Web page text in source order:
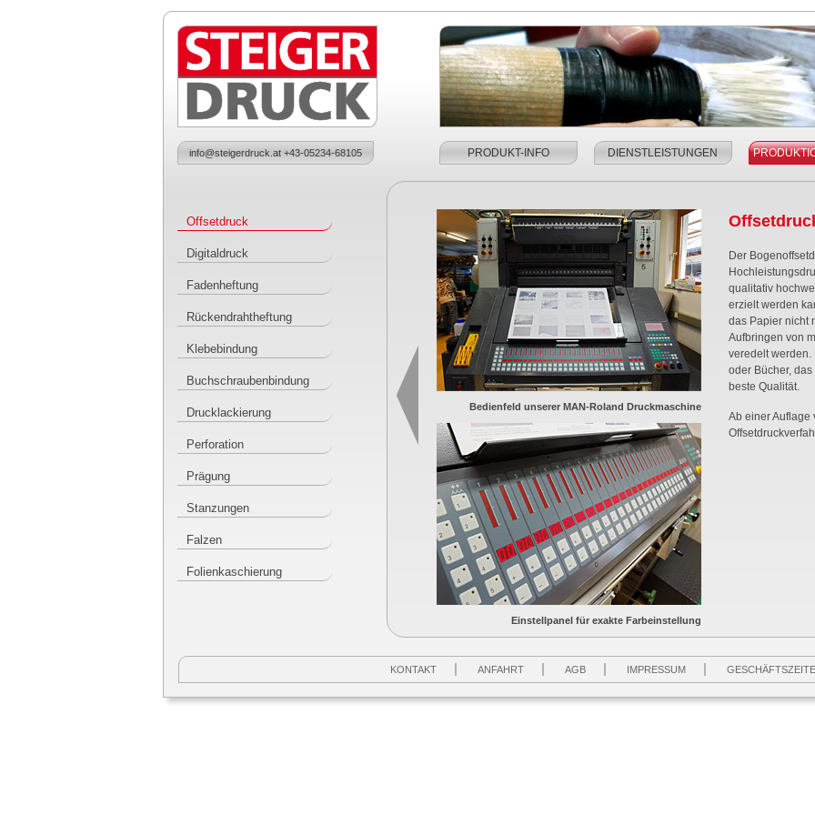
Main menu
info@steigerdruck.at +43-05234-68105 PRODUKT-INFO DIENSTLEISTUNGEN
Offsetdruck
Digitaldruck
Fadenheftung
Rückendrahtheftung
Klebebindung
Buchschraubenbindung
Drucklackierung
Perforation
Prägung
Stanzungen
Falzen
Folienkaschierung
Der
qualitativ
erzielt werden
das Papier nicht
Aufbringen von
veredelt werden.
oder Bücher,
beste Qualität.
Ab einer Auflage
Bedienfeld unserer MAN-Roland Druckmaschine
Einstellpanel für exakte Farbeinstellung
KONTAKT ANFAHRT AGB IMPRESSUM